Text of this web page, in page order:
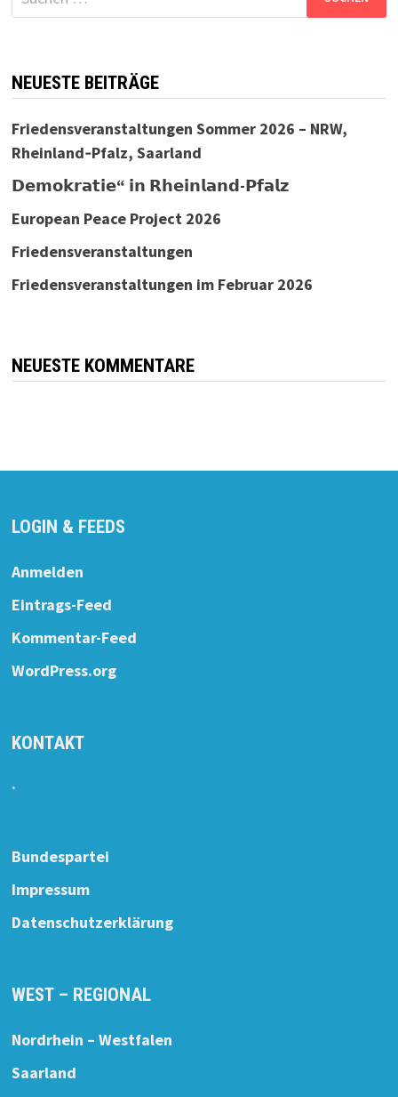
nach:
NEUESTE BEITRÄGE
Friedensveranstaltungen Sommer 2026 – NRW,
Rheinland‑Pfalz, Saarland
𝗗𝗲𝗺𝗼𝗸𝗿𝗮𝘁𝗶𝗲“ 𝗶𝗻 𝗥𝗵𝗲𝗶𝗻𝗹𝗮𝗻𝗱-𝗣𝗳𝗮𝗹𝘇
European Peace Project 2026
Friedensveranstaltungen
Friedensveranstaltungen im Februar 2026
NEUESTE KOMMENTARE
LOGIN & FEEDS
Anmelden
Eintrags-Feed
Kommentar-Feed
WordPress.org
KONTAKT
.
Bundespartei
Impressum
Datenschutzerklärung
WEST – REGIONAL
Nordrhein – Westfalen
Saarland